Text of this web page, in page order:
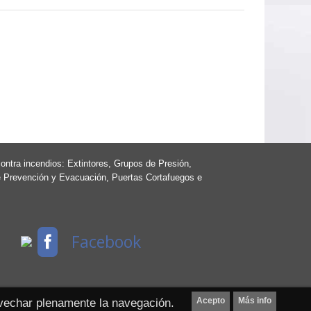
plenamente la navegación. Acepto Más info
incendios: Extintores, Grupos de Presión,
y Evacuación, Puertas Cortafuegos e
Facebook